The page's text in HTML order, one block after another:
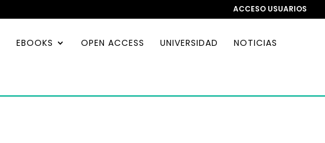
ACCESO USUARIOS
EBOOKS OPEN ACCESS UNIVERSIDAD NOTICIAS